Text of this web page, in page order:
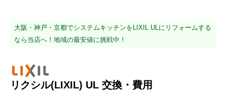
大阪・神戸・京都でシステムキッチンをLIXIL ULにリフォームする
なら当店へ！地域の最安値に挑戦中！
リクシル(LIXIL) UL 交換・費用